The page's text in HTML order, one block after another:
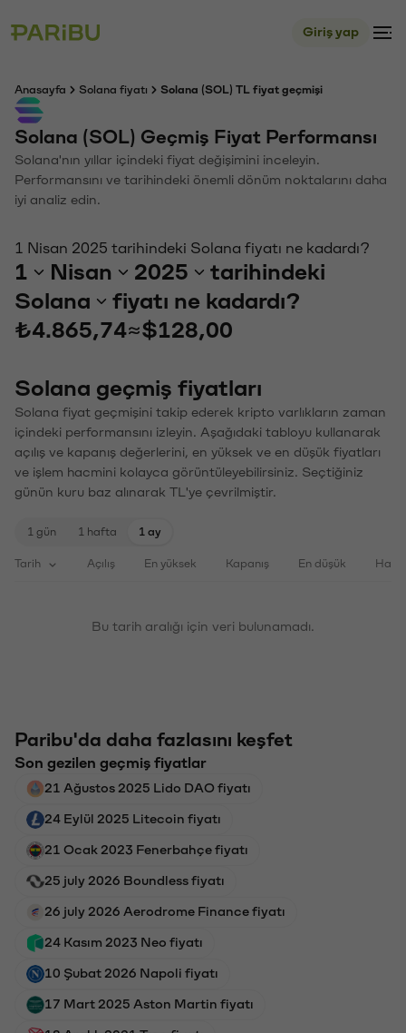
Giriş yap
Anasayfa Solana fiyatı Solana (SOL) TL fiyat geçmişi
Solana (SOL) Geçmiş Fiyat Performansı
Solana'nın yıllar içindeki fiyat değişimini inceleyin.
Performansını ve tarihindeki önemli dönüm noktalarını daha
iyi analiz edin.
1 Nisan 2025 tarihindeki Solana fiyatı ne kadardı?
1 Nisan 2025
tarihindeki
Solana
fiyatı ne kadardı?
₺4.865,74≈$128,00
Solana geçmiş fiyatları
Solana fiyat geçmişini takip ederek kripto varlıkların zaman
içindeki performansını izleyin. Aşağıdaki tabloyu kullanarak
açılış ve kapanış değerlerini, en yüksek ve en düşük fiyatları
ve işlem hacmini kolayca görüntüleyebilirsiniz. Seçtiğiniz
günün kuru baz alınarak TL'ye çevrilmiştir.
1 gün 1 hafta 1 ay
Tarih Açılış En yüksek Kapanış En düşük
Bu tarih aralığı için veri bulunamadı.
Paribu'da daha fazlasını keşfet
Son gezilen geçmiş fiyatlar
21 Ağustos 2025 Lido DAO fiyatı
24 Eylül 2025 Litecoin fiyatı
21 Ocak 2023 Fenerbahçe fiyatı
25 july 2026 Boundless fiyatı
26 july 2026 Aerodrome Finance fiyatı
24 Kasım 2023 Neo fiyatı
10 Şubat 2026 Napoli fiyatı
17 Mart 2025 Aston Martin fiyatı